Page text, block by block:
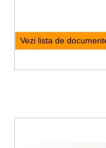
Vezi lista de